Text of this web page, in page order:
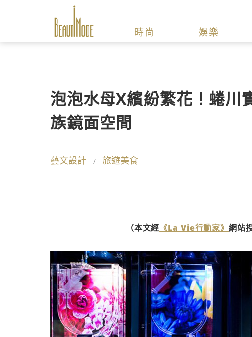
時尚 娛樂
泡泡水母X繽紛繁花！蜷川
族鏡面空間
藝文設計 旅遊美食
（本文經 《La Vie行動家》 網站